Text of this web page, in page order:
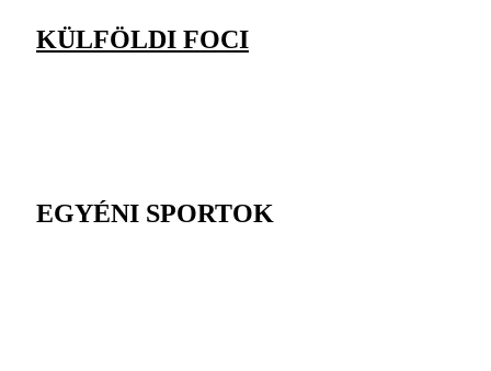
KÜLFÖLDI FOCI
EGYÉNI SPORTOK